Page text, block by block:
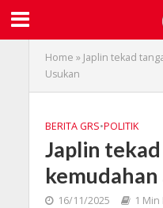
Home » Japlin tekad
Usukan
BERITA GRS•POLITIK
Japlin
kemudahan
16/11/2025 1 Min